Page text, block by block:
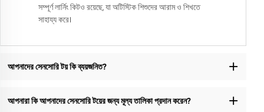
সম্পূর্ণ লার্নিং কিটও রয়েছে, যা অটিস্টিক শিশুদের আরাম ও শিখতে
সাহায্য করে।
আপনাদের সেনসোরি টয় কি ব্যয়জনিত?
আপনারা কি আপনাদের সেনসোরি টয়ের জন্য মূল্য তালিকা প্রদান করেন?